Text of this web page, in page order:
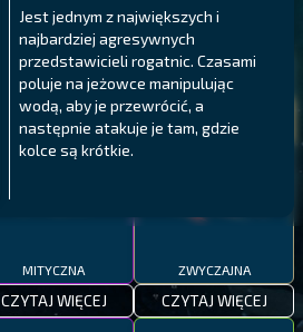
Jest jednym z największych i
najbardziej agresywnych
przedstawicieli rogatnic. Czasami
poluje na jeżowce manipulując
wodą, aby je przewrócić, a
następnie atakuje je tam, gdzie
kolce są krótkie.
PÓŁNOCNE FIORDY
LING
MITYCZNA
CZYTAJ WIĘCEJ
WYSPY GALAPAGOS
BODIAN
MEKSYKAŃSKI
ZWYCZAJNA
CZYTAJ WIĘCEJ